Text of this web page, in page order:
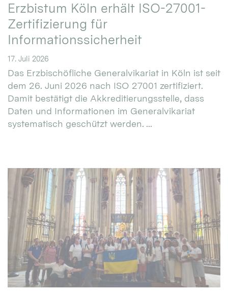
Erzbistum Köln erhält ISO-27001-
Zertifizierung für
Informationssicherheit
17. Juli 2026
Das Erzbischöfliche Generalvikariat in Köln ist seit
dem 26. Juni 2026 nach ISO 27001 zertifiziert.
Damit bestätigt die Akkreditierungsstelle, dass
Daten und Informationen im Generalvikariat
systematisch geschützt werden. ...